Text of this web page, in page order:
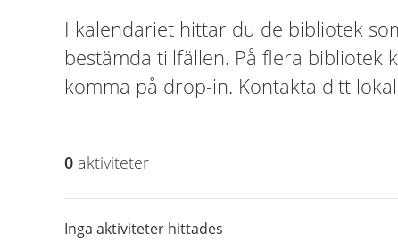
I kalendariet hittar du de bibliotek
bestämda tillfällen. På flera bibliotek
komma på drop-in. Kontakta ditt
0 aktiviteter
Inga aktiviteter hittades